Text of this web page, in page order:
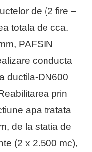
de (2 fire –
totala de cca.
PAFSIN
conducta
ductila-DN600
prin
apa tratata
de la statia de
(2 x 2.500 mc),